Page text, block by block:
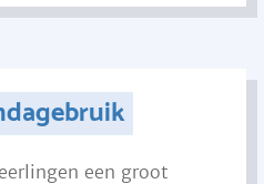
een groot